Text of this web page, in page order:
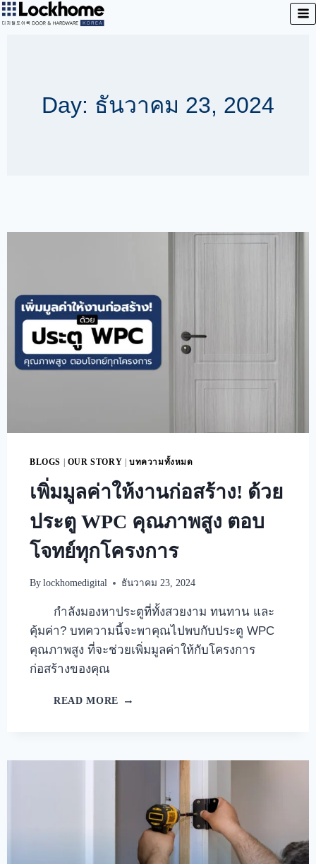
Day: ธันวาคม 23, 2024
BLOGS | OUR STORY | บทความทั้งหมด
เพิ่มมูลค่าให้งานก่อสร้าง! ด้วย
ประตู WPC คุณภาพสูง ตอบ
โจทย์ทุกโครงการ
By lockhomedigital ธันวาคม 23, 2024
กำลังมองหาประตูที่ทั้งสวยงาม ทนทาน และ
คุ้มค่า? บทความนี้จะพาคุณไปพบกับประตู WPC
คุณภาพสูง ที่จะช่วยเพิ่มมูลค่าให้กับโครงการ
ก่อสร้างของคุณ
READ MORE